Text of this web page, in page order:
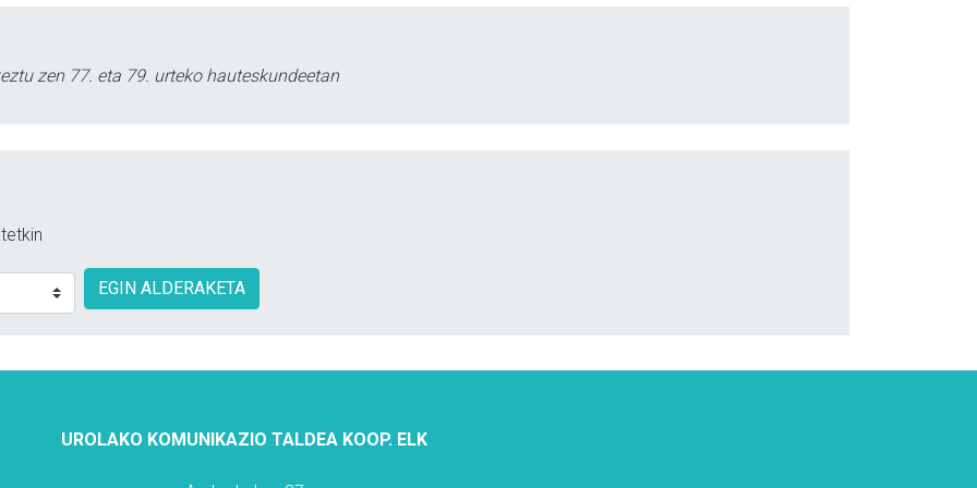
zen 77. eta 79. urteko hauteskundeetan
EGIN ALDERAKETA
UROLAKO KOMUNIKAZIO TALDEA KOOP. ELK